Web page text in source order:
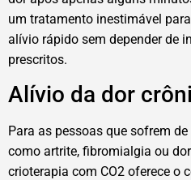
um tratamento inestimável
alívio rápido sem depender de
prescritos.
Alívio da dor
Para as pessoas que sofrem
como artrite, fibromialgia ou
crioterapia com CO2 oferece o